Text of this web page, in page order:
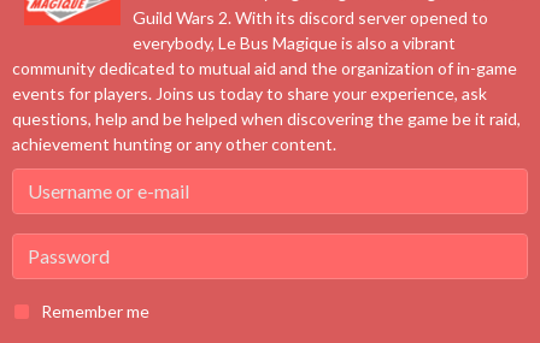
génération de tyriens.
On 08/07/2021Guild Wars 2. With its discord server opened to
everybody, Le Bus Magique is also a vibrant
community dedicated to mutual aid and the organization of in-game
events for players. Joins us today to share your experience, ask
questions, help and be helped when discovering the game be it raid,
achievement hunting or any other content.
Remember me